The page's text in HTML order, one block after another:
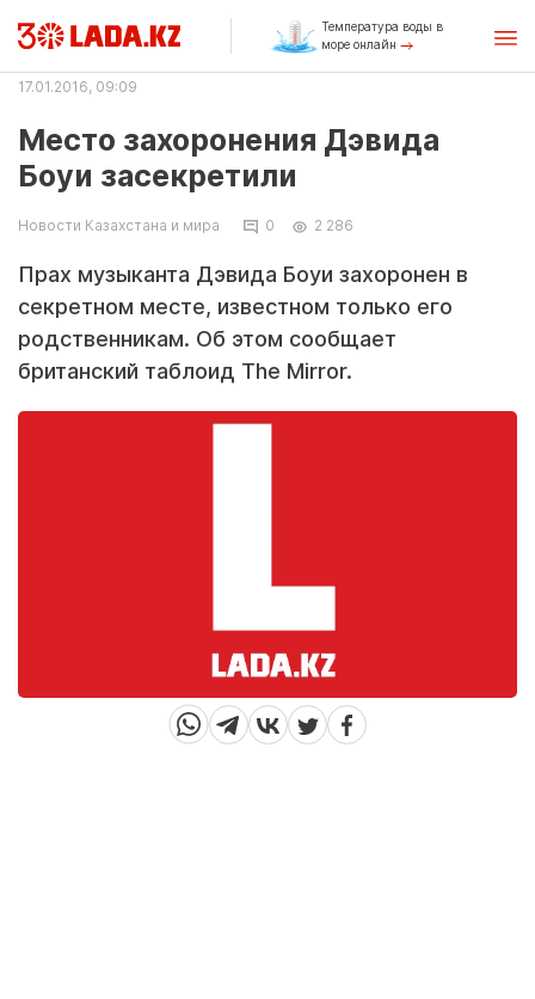
Температура воды в
море онлайн
17.01.2016, 09:09
Место захоронения Дэвида
Боуи засекретили
Новости Казахстана и мира 0 2 286
Прах музыканта Дэвида Боуи захоронен в
секретном месте, известном только его
родственникам. Об этом сообщает
британский таблоид The Mirror.